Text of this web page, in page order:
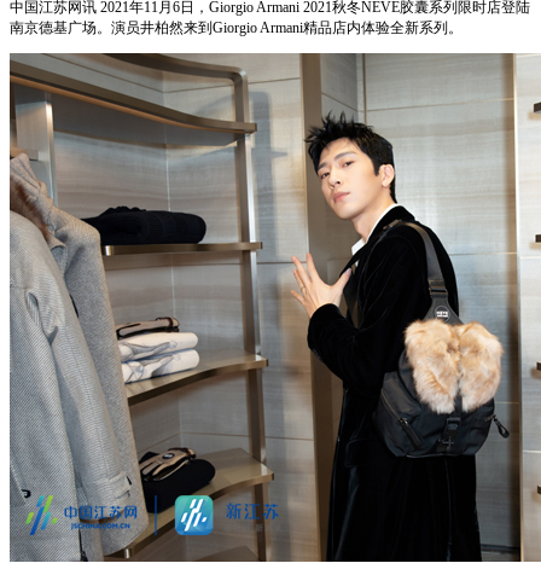
中国江苏网讯 2021年11月6日，Giorgio Armani 2021秋冬NEVE胶囊系列限时店登陆
南京德基广场。演员井柏然来到Giorgio Armani精品店内体验全新系列。